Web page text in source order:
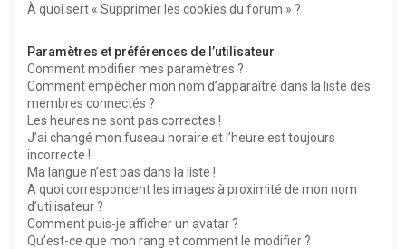
À quoi sert « Supprimer les cookies du forum » ?
Paramètres et préférences de l’utilisateur
Comment modifier mes paramètres ?
Comment empêcher mon nom d’apparaître dans la liste des
membres connectés ?
Les heures ne sont pas correctes !
J’ai changé mon fuseau horaire et l’heure est toujours
incorrecte !
Ma langue n’est pas dans la liste !
A quoi correspondent les images à proximité de mon nom
d’utilisateur ?
Comment puis-je afficher un avatar ?
Qu’est-ce que mon rang et comment le modifier ?